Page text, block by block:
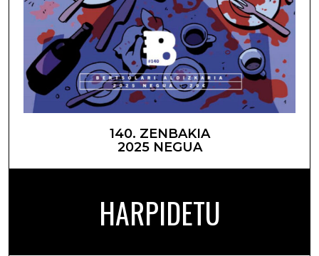
140. ZENBAKIA
2025 NEGUA
HARPIDETU